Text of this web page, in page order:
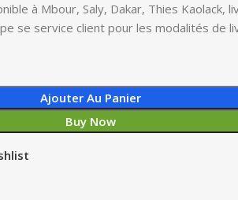
à Mbour, Saly, Dakar, Thies Kaolack,
se service client pour les modalités de
Ajouter Au Panier
Buy Now